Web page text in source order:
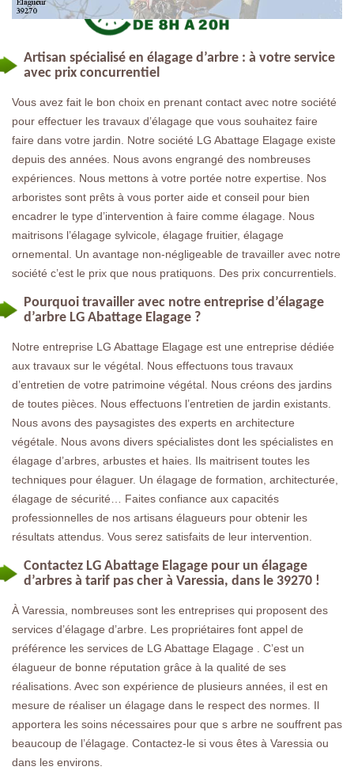
Artisan spécialisé en élagage d’arbre : à votre service
avec prix concurrentiel
Vous avez fait le bon choix en prenant contact avec notre société
pour effectuer les travaux d’élagage que vous souhaitez faire
faire dans votre jardin. Notre société LG Abattage Elagage existe
depuis des années. Nous avons engrangé des nombreuses
expériences. Nous mettons à votre portée notre expertise. Nos
arboristes sont prêts à vous porter aide et conseil pour bien
encadrer le type d’intervention à faire comme élagage. Nous
maitrisons l’élagage sylvicole, élagage fruitier, élagage
ornemental. Un avantage non-négligeable de travailler avec notre
société c’est le prix que nous pratiquons. Des prix concurrentiels.
Pourquoi travailler avec notre entreprise d’élagage
d’arbre LG Abattage Elagage ?
Notre entreprise LG Abattage Elagage est une entreprise dédiée
aux travaux sur le végétal. Nous effectuons tous travaux
d’entretien de votre patrimoine végétal. Nous créons des jardins
de toutes pièces. Nous effectuons l’entretien de jardin existants.
Nous avons des paysagistes des experts en architecture
végétale. Nous avons divers spécialistes dont les spécialistes en
élagage d’arbres, arbustes et haies. Ils maitrisent toutes les
techniques pour élaguer. Un élagage de formation, architecturée,
élagage de sécurité… Faites confiance aux capacités
professionnelles de nos artisans élagueurs pour obtenir les
résultats attendus. Vous serez satisfaits de leur intervention.
Contactez LG Abattage Elagage pour un élagage
d’arbres à tarif pas cher à Varessia, dans le 39270 !
À Varessia, nombreuses sont les entreprises qui proposent des
services d’élagage d’arbre. Les propriétaires font appel de
préférence les services de LG Abattage Elagage . C’est un
élagueur de bonne réputation grâce à la qualité de ses
réalisations. Avec son expérience de plusieurs années, il est en
mesure de réaliser un élagage dans le respect des normes. Il
apportera les soins nécessaires pour que s arbre ne souffrent pas
beaucoup de l’élagage. Contactez-le si vous êtes à Varessia ou
dans les environs.